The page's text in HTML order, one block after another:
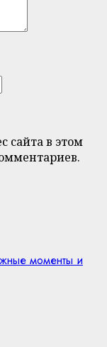
сайта в этом
моменты и